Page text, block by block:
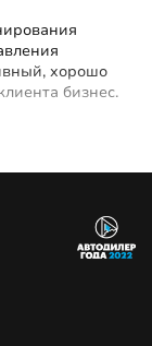
хорошо
бизнес.